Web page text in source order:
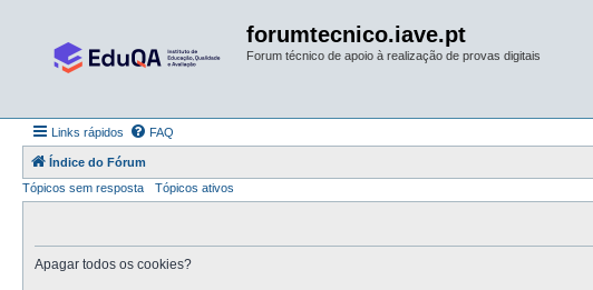
forumtecnico.iave.pt
Forum técnico de apoio à realização de provas digitais
Links rápidos FAQ
Índice do Fórum
Tópicos sem resposta
Tópicos ativos
Apagar todos os cookies?